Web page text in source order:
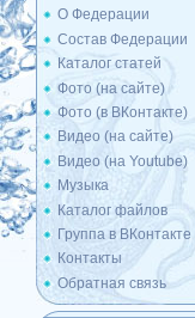
О Федерации
Состав Федерации
Каталог статей
Фото (на сайте)
Фото (в ВКонтакте)
Видео (на сайте)
Видео (на Youtube)
Музыка
Каталог файлов
Группа в ВКонтакте
Контакты
Обратная связь